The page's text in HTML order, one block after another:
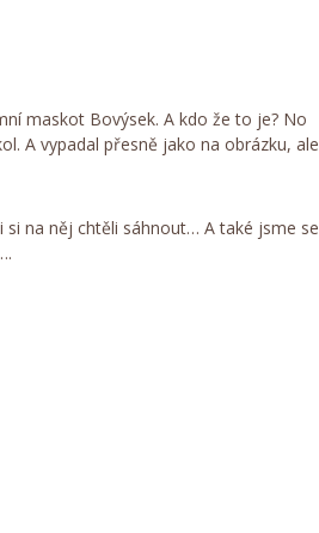
maskot Bovýsek. A kdo že to je? No
A vypadal přesně jako na obrázku, ale
si na něj chtěli sáhnout… A také jsme se